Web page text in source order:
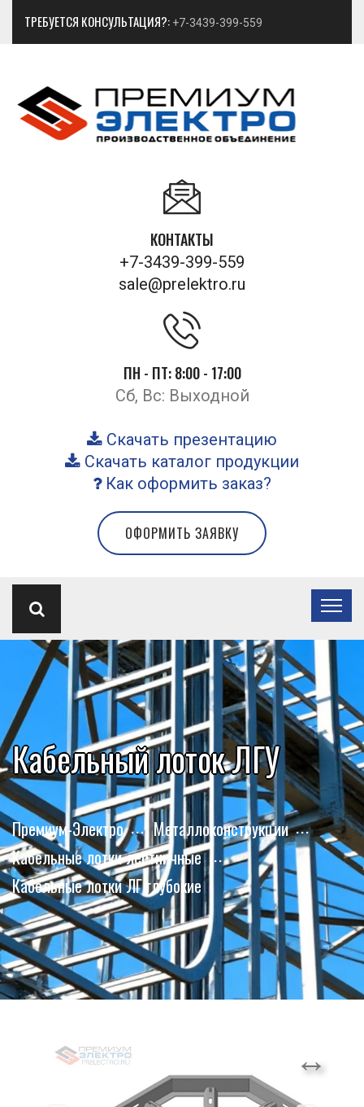
ТРЕБУЕТСЯ КОНСУЛЬТАЦИЯ?: +7-3439-399-559
КОНТАКТЫ
+7-3439-399-559
sale@prelektro.ru
ПН - ПТ: 8:00 - 17:00
Сб, Вс: Выходной
Скачать презентацию
Скачать каталог продукции
Как оформить заказ?
ОФОРМИТЬ ЗАЯВКУ
Кабельный лоток ЛГУ
Премиум-Электро
Металлоконструкции
Кабельные лотки лестничные
Кабельные лотки ЛГ глубокие